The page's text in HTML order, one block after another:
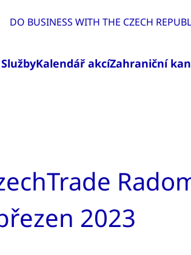
DO BUSINESS WITH THE CZECH
SlužbyKalendář akcíZahraniční
2023